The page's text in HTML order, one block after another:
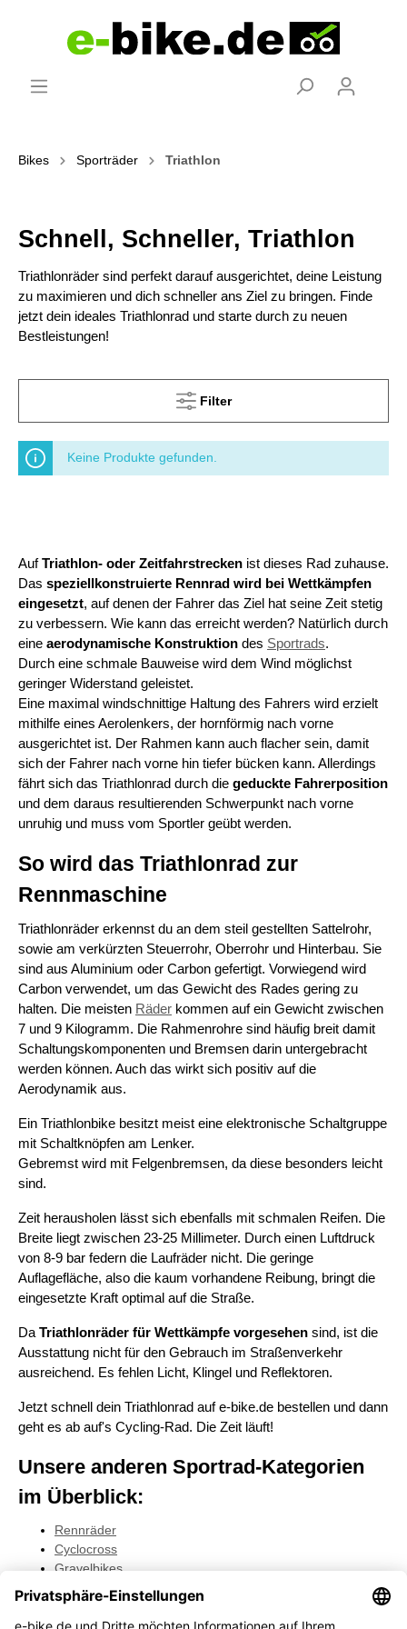
Bikes Sporträder Triathlon
Schnell, Schneller, Triathlon
Triathlonräder sind perfekt darauf ausgerichtet, deine Leistung
zu maximieren und dich schneller ans Ziel zu bringen. Finde
jetzt dein ideales Triathlonrad und starte durch zu neuen
Bestleistungen!
Filter
Keine Produkte gefunden.
AufTriathlon- oder Zeitfahrstrecken ist dieses Rad zuhause.
Das speziellkonstruierte Rennrad wird bei Wettkämpfen
eingesetzt, auf denen der Fahrer das Ziel hat seine Zeit stetig
zu verbessern. Wie kann das erreicht werden? Natürlich durch
eine aerodynamische Konstruktion des Sportrads.
Durch eine schmale Bauweise wird dem Wind möglichst
geringer Widerstand geleistet.
Eine maximal windschnittige Haltung des Fahrers wird erzielt
mithilfe eines Aerolenkers, der hornförmig nach vorne
ausgerichtet ist. Der Rahmen kann auch flacher sein, damit
sich der Fahrer nach vorne hin tiefer bücken kann. Allerdings
fährt sich das Triathlonrad durch die geduckte Fahrerposition
und dem daraus resultierenden Schwerpunkt nach vorne
unruhig und muss vom Sportler geübt werden.
So wird das Triathlonrad zur
Rennmaschine
Triathlonräder erkennst du an dem steil gestellten Sattelrohr,
sowie am verkürzten Steuerrohr, Oberrohr und Hinterbau. Sie
sind aus Aluminium oder Carbon gefertigt. Vorwiegend wird
Carbon verwendet, um das Gewicht des Rades gering zu
halten. Die meisten Räder kommen auf ein Gewicht zwischen
7 und 9 Kilogramm. Die Rahmenrohre sind häufig breit damit
Schaltungskomponenten und Bremsen darin untergebracht
werden können. Auch das wirkt sich positiv auf die
Aerodynamik aus.
Ein Triathlonbike besitzt meist eine elektronische Schaltgruppe
mit Schaltknöpfen am Lenker.
Gebremst wird mit Felgenbremsen, da diese besonders leicht
sind.
Zeit herausholen lässt sich ebenfalls mit schmalen Reifen. Die
Breite liegt zwischen 23-25 Millimeter. Durch einen Luftdruck
von 8-9 bar federn die Laufräder nicht. Die geringe
Auflagefläche, also die kaum vorhandene Reibung, bringt die
eingesetzte Kraft optimal auf die Straße.
Da Triathlonräder für Wettkämpfe vorgesehen sind, ist die
Ausstattung nicht für den Gebrauch im Straßenverkehr
ausreichend. Es fehlen Licht, Klingel und Reflektoren.
Jetzt schnell dein Triathlonrad auf e-bike.de bestellen und dann
geht es ab auf's Cycling-Rad. Die Zeit läuft!
Unsere anderen Sportrad-Kategorien
im Überblick:
Rennräder
Cyclocross
Gravelbikes